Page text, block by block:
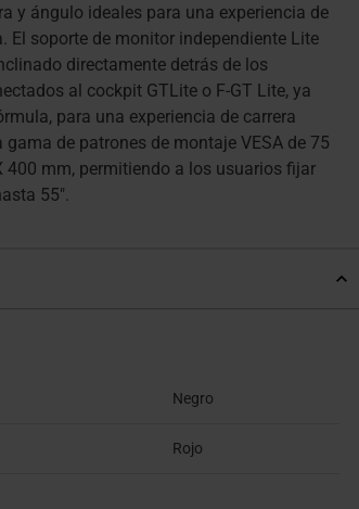
y ángulo ideales para una experiencia de
El soporte de monitor independiente Lite
directamente detrás de los
al cockpit GTLite o F-GT Lite, ya
para una experiencia de carrera
de patrones de montaje VESA de 75
400 mm, permitiendo a los usuarios fijar
55".
Negro
Rojo